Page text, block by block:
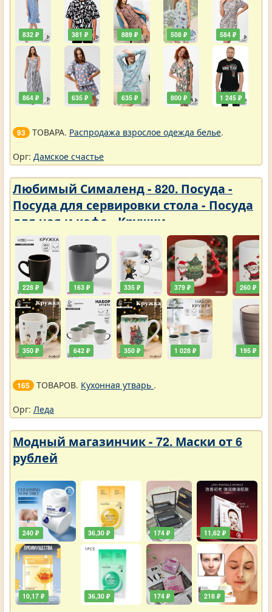
832 ₽
864 ₽
381 ₽
635 ₽
889 ₽
635 ₽
508 ₽
800 ₽
584 ₽
1 245 ₽
93 ТОВАРА. Распродажа взрослое одежда белье.
Орг: Дамское счастье
Любимый Сималенд - 820. Посуда -
Посуда для сервировки стола - Посуда
для чая и кофе - Кружки
228 ₽
350 ₽
163 ₽
642 ₽
335 ₽
350 ₽
379 ₽
1 028 ₽
260 ₽
195 ₽
165 ТОВАРОВ. Кухонная утварь .
Орг: Леда
Модный магазинчик - 72. Маски от 6
рублей
240 ₽
10,17 ₽
36,30 ₽
36,30 ₽
174 ₽
174 ₽
11,62 ₽
218 ₽